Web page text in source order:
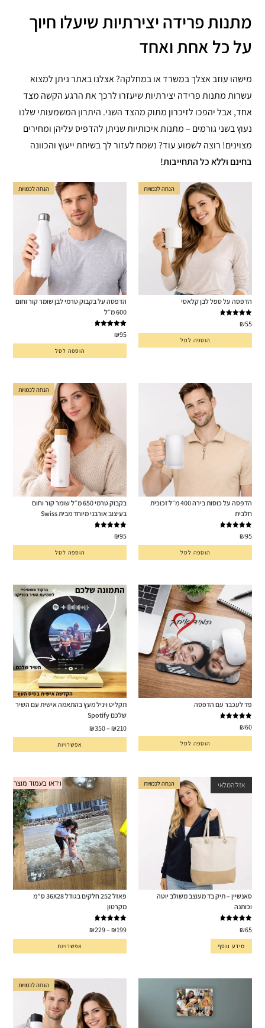
מתנות פרידה יצירתיות שיעלו חיוך
על כל אחת ואחד
מישהו עוזב אצלך במשרד או במחלקה? אצלנו באתר ניתן למצוא
עשרות מתנות פרידה יצירתיות שיעזרו לרכך את הרגע הקשה מצד
אחד, אבל יהפכו לזיכרון מתוק מהצד השני. היתרון המשמעותי שלנו
נעוץ בשני גורמים – מתנות איכותיות שניתן להדפיס עליהן ומחירים
מצוינים! רוצה לשמוע עוד? נשמח לעזור לך בשיחת ייעוץ והכוונה
בחינם וללא כל התחייבות!
הנחה לכמויות
הדפסה על ספל לבן קלאסי
דורג5.00₪55
הוספה לסל
הנחה לכמויות
הדפסה על בקבוק טרמי לבן שומר קור וחום
600 מ״ל
דורג5.00₪95
הוספה לסל
הדפסה על כוסות בירה 400 מ״ל זכוכית
חלבית
דורג5.00₪95
הוספה לסל
הנחה לכמויות
בקבוק טרמי 650 מ״ל שומר קור וחום
בעיצוב אורבני מיוחד מבית Swiss
דורג5.00₪95
הוספה לסל
פד לעכבר עם הדפסה
דורג5.00₪60
הוספה לסל
תקליט ויניל מעץ בהתאמה אישית עם השיר
שלכם Spotify
₪210
–
₪350
אפשרויות
הנחה לכמויות אזל המלאי
סאנשיין – תיק בד מעוצב משולב יוטה
וכותנה
דורג5.00₪65
מידע נוסף
וידאו בעמוד מוצר
פאזל 252 חלקים בגודל 36X28 ס”מ
מקרטון
דורג5.00
₪199
–
₪229
אפשרויות
הנחה לכמויות